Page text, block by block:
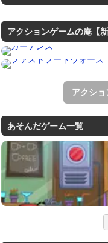
アクションゲームの庵【新
アクシ
あそんだゲーム一覧